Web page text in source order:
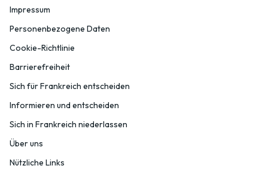
Impressum
Personenbezogene Daten
Cookie-Richtlinie
Barrierefreiheit
Sich für Frankreich entscheiden
Informieren und entscheiden
Sich in Frankreich niederlassen
Über uns
Nützliche Links